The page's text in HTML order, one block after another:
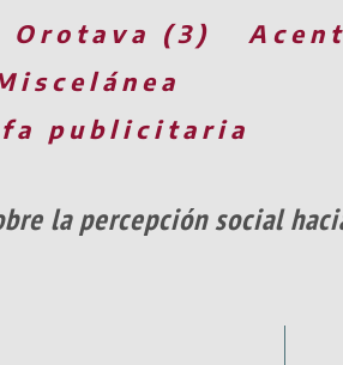
Orotava (3)
publicitaria
la percepción social